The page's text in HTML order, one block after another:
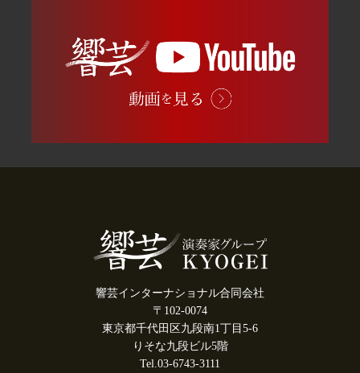
響芸インターナショナル合同会社
〒102-0074
東京都千代田区九段南1丁目5-6
りそな九段ビル5階
Tel.03-6743-3111